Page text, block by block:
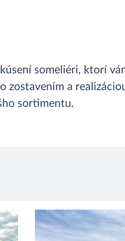
someliéri, ktorí
zostavením a
sortimentu.